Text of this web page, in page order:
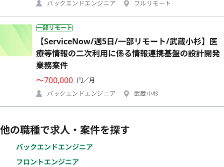
バックエンドエンジニア
フルリモート
一部リモート
【ServiceNow/週5日/一部リモート/武蔵小杉】医
療等情報の二次利用に係る情報連携基盤の設計開発
業務案件
〜700,000 円／月
バックエンドエンジニア
武蔵小杉
他の職種で求人・案件を探す
バックエンドエンジニア
フロントエンジニア